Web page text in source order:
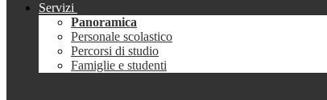
Servizi
Panoramica
Personale scolastico
Percorsi di studio
Famiglie e studenti